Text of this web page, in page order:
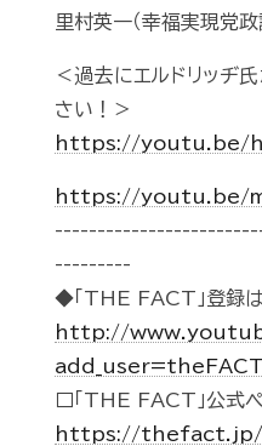
里村英一（幸福実現党政
＜過去にエルドリッヂ
さい！＞
https://youtu.be/
https://youtu.be/
---------
◆「THE FACT」登
http://
□「THE FACT」公式
https://thefact.jp/